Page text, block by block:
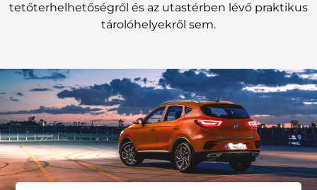
tetőterhelhetőségről és az utastérben lévő praktikus
tárolóhelyekről sem.